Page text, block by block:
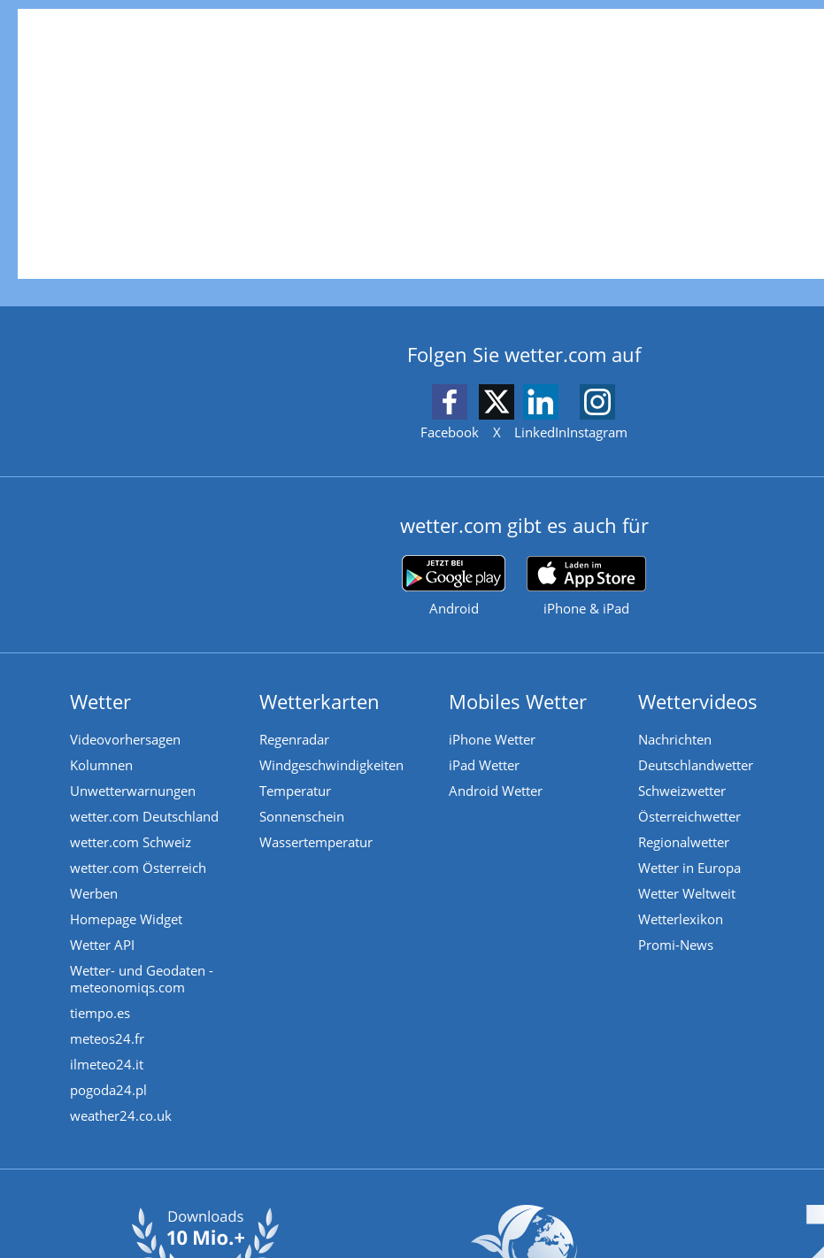
Folgen Sie wetter.com auf
Facebook X LinkedInInstagram
wetter.com gibt es auch für
Android iPhone & iPad
Wetter
Videovorhersagen
Kolumnen
Unwetterwarnungen
wetter.com Deutschland
wetter.com Schweiz
wetter.com Österreich
Werben
Homepage Widget
Wetter API
Wetter- und Geodaten -
meteonomiqs.com
tiempo.es
meteos24.fr
ilmeteo24.it
pogoda24.pl
weather24.co.uk
Wetterkarten
Regenradar
Windgeschwindigkeiten
Temperatur
Sonnenschein
Wassertemperatur
Mobiles Wetter
iPhone Wetter
iPad Wetter
Android Wetter
Wettervideos
Nachrichten
Deutschlandwetter
Schweizwetter
Österreichwetter
Regionalwetter
Wetter in Europa
Wetter Weltweit
Wetterlexikon
Promi-News